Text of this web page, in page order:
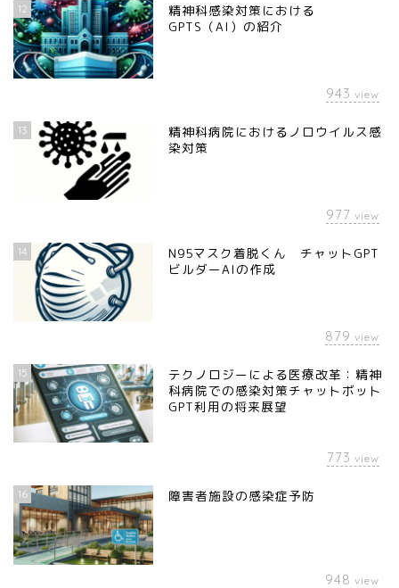
12
精神科感染対策における
GPTS（AI）の紹介
943 view
13
精神科病院におけるノロウイルス感
染対策
977 view
14
N95マスク着脱くん チャットGPT
ビルダーAIの作成
879 view
15
テクノロジーによる医療改革：精神
科病院での感染対策チャットボット
GPT利用の将来展望
773 view
16 障害者施設の感染症予防
948 view